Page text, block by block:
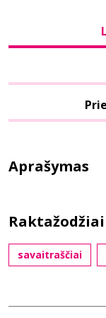
Aprašymas
Raktažodžiai
savaitraščiai